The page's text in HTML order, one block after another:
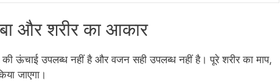
और शरीर का आकार
की ऊंचाई उपलब्ध नहीं है और वजन सही उपलब्ध नहीं है। पूरे शरीर का माप,
जाएगा।